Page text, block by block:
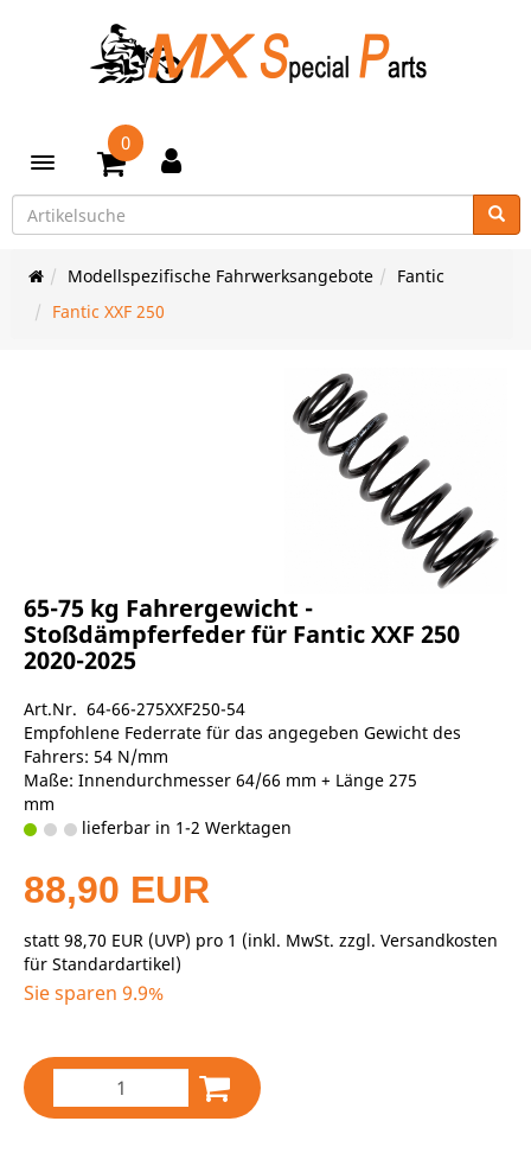
Toggle navigation
0
Modellspezifische Fahrwerksangebote
Fantic
Fantic XXF 250
65-75 kg Fahrergewicht -
Stoßdämpferfeder für Fantic XXF 250
2020-2025
Art.Nr. 64-66-275XXF250-54
Empfohlene Federrate für das angegeben Gewicht des
Fahrers: 54 N/mm
Maße: Innendurchmesser 64/66 mm + Länge 275
mm
lieferbar in 1-2 Werktagen
88,90 EUR
statt 98,70 EUR (UVP) pro 1 (inkl. MwSt. zzgl. Versandkosten
für Standardartikel)
Sie sparen 9.9%